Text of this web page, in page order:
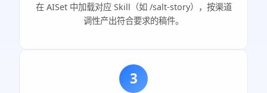
在 AISet 中加载对应 Skill（如 /salt-story），按渠道
调性产出符合要求的稿件。
3